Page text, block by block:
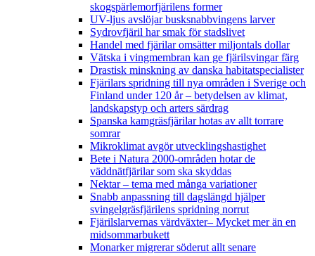
skogspärlemorfjärilens former
UV-ljus avslöjar busksnabbvingens larver
Sydrovfjäril har smak för stadslivet
Handel med fjärilar omsätter miljontals dollar
Vätska i vingmembran kan ge fjärilsvingar färg
Drastisk minskning av danska habitatspecialister
Fjärilars spridning till nya områden i Sverige och
Finland under 120 år– betydelsen av klimat,
landskapstyp och arters särdrag
Spanska kamgräsfjärilar hotas av allt torrare
somrar
Mikroklimat avgör utvecklingshastighet
Bete i Natura 2000-områden hotar de
väddnätfjärilar som ska skyddas
Nektar – tema med många variationer
Snabb anpassning till dagslängd hjälper
svingelgräsfjärilens spridning norrut
Fjärilslarvernas värdväxter– Mycket mer än en
midsommarbukett
Monarker migrerar söderut allt senare